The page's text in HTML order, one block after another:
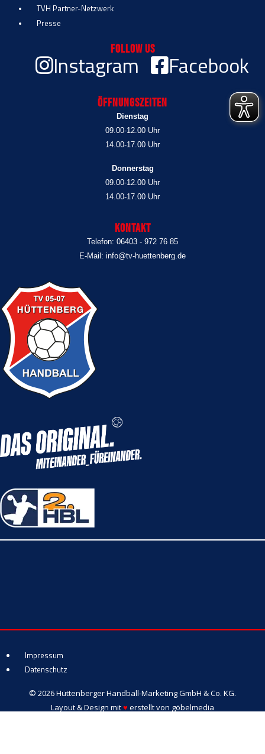
TVH Partner-Netzwerk
Presse
Follow Us
Instagram Facebook
Öffnungszeiten
Dienstag
09.00-12.00 Uhr
14.00-17.00 Uhr
Donnerstag
09.00-12.00 Uhr
14.00-17.00 Uhr
Kontakt
Telefon: 06403 - 972 76 85
E-Mail: info@tv-huettenberg.de
Impressum
Datenschutz
© 2026 Hüttenberger Handball-Marketing GmbH & Co. KG.
Layout & Design mit♥ erstellt von göbelmedia